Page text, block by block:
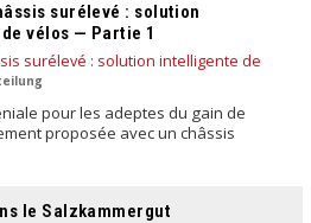
surélevé : solution
vélos — Partie 1
pour les adeptes du gain de
proposée avec un châssis
le Salzkammergut